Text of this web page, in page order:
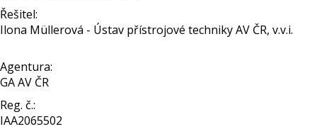
Řešitel:
Ilona Müllerová - Ústav přístrojové techniky AV ČR, v.v.i.
Agentura:
GA AV ČR
Reg. č.:
IAA2065502